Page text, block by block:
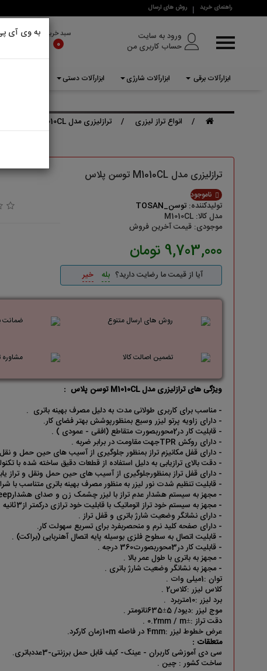
دسترسی سریع
ابزارآلات بادی
ابزارآلات بنزینی
ابزاراندازه گیری
راهنمای خرید روش های ارسال
ورود به سایت
حساب کاربری من
سبد خرید
0
ابزارآلات برقی ابزارآلات شارژی ابزارآلات دستی
انواع تراز لیزری ترازلیزری مدل M1010CL توسن پلاس
ترازلیزری مدل M1010CL توسن پلاس
ناموجود
تولیدکننده: توسن_TOSAN
مدل کالا: M1010CL
موجودی: قیمت آخرین فروش
9,703,000 تومان
آیا از قیمت ما رضایت دارید؟ بله خیر
روش های ارسال متنوع ضمانت
تضمین اصالت کالا
ویژگی های ترازلیزری مدل M1010CL توسن پلاس :
- مناسب برای کاربری طولانی مدت به دلیل مصرف بهینه باتری .
- دارای زاویه پرتو لیزر وسیع بمنظورپوشش بهتر فضای کار.
- قابلیت کار در2محوربصورت متقاطع (افقی - عمودی ) .
- دارای روکش TPRجهت مقاومت در برابر ضربه .
- دارای قفل مکانیزم تراز بمنظور جلوگیری از آسیب های حین حمل و
- دقت بالای ترازیابی به دلیل استفاده از قطعات دقیق ساخته شده با
- دارای قفل تراز بمنظورجلوگیری از آسیب های حین حمل ونقل و تراز
- قابلیت تنظیم شدت نور لیزر به منظور مصرف بهینه باتری متناسب با
- مجهز به سیستم هشدار عدم تراز با لیزر چشمک زن و صدای هشدارBeep .
- مجهز به سیستم خود تراز اتوماتیک با قابلیت خود ترازی درکمتر از3ثانیه .
- دارای نشانگر وضعیت شارژ باتری و قفل تراز .
- دارای صفحه کلید نرم و منحصربفرد برای تسریع سهولت کار.
- قابلیت اتصال به سطوح فلزی بوسیله پایه اتصال آهنربایی (براکت) .
- قابلیت کار در3محوربصورت360 درجه .
- مجهز به باتری با طول عمر بالا .
- مجهز به نشانگر وضعیت شارژ باتری .
توان :1میلی وات .
کلاس لیزر :کلاس2 .
برد لیزر :10متربرد .
موج لیزر :دیود/ 5±635نانومتر .
دقت تراز :±0.2mm / m .
عرض خطوط لیزر :4mm در فاصله 10mزمان کارکرد.
متعلقات :
سی دی آموزشی کاربران - عینک- کیف قابل حمل برزنتی-3عددباتری.
ساخت کشور : چین .
به وی آی